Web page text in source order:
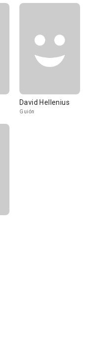
David Hellenius
Guión